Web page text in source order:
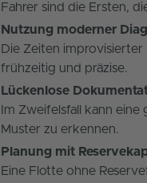
Fahrer sind die Ersten,
Nutzung moderner
Die Zeiten
frühzeitig und präzise.
Lückenlose
Im Zweifelsfall kann
Muster zu erkennen.
Planung mit
Eine Flotte ohne